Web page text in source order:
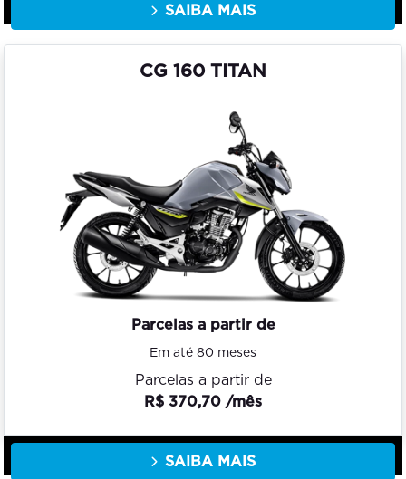
SAIBA MAIS
CG 160 TITAN
Parcelas a partir de
Em até 80 meses
Parcelas a partir de
R$ 370,70 /mês
SAIBA MAIS